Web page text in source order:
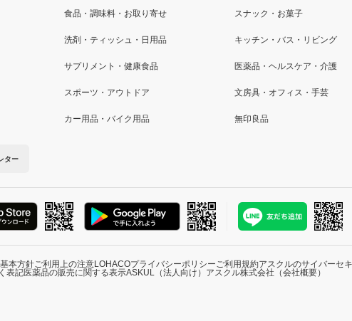
食品・調味料・お取り寄せ スナック・お菓子
洗剤・ティッシュ・日用品 キッチン・バス・リビング
サプリメント・健康食品 医薬品・ヘルスケア・介護
スポーツ・アウトドア 文房具・オフィス・手芸
カー用品・バイク用品 無印良品
ター
本方針ご利用上の注意LOHACOプライバシーポリシーご利用規約アスクルのサイバーセ
表記医薬品の販売に関する表示ASKUL（法人向け） アスクル株式会社（会社概要）